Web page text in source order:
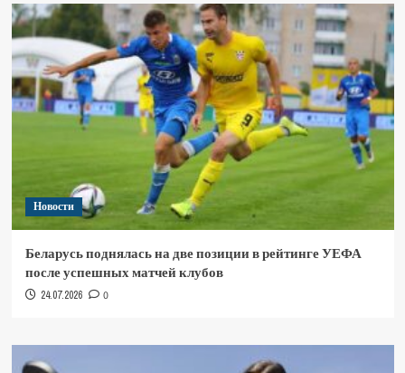
Новости
Беларусь поднялась на две позиции в рейтинге УЕФА
после успешных матчей клубов
24.07.2026 0